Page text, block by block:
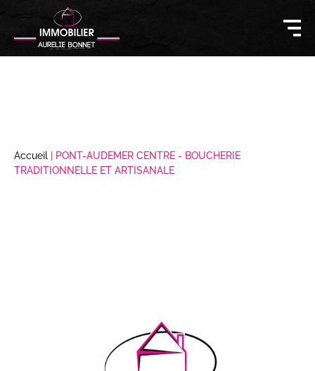
Accueil
PONT-AUDEMER CENTRE - BOUCHERIE
TRADITIONNELLE ET ARTISANALE